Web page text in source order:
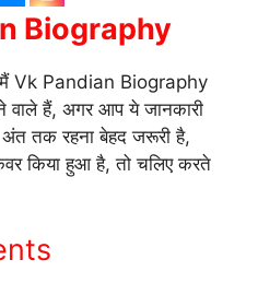
Biography
Vk Pandian Biography
वाले हैं, अगर आप ये जानकारी
तक रहना बेहद जरूरी है,
किया हुआ है, तो चलिए करते